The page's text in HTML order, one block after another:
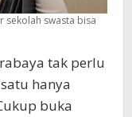
sekolah swasta bisa
tak perlu
hanya
buka